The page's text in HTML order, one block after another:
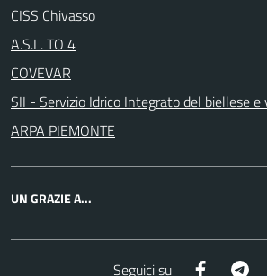
CISS Chivasso
A.S.L. TO 4
COVEVAR
SII - Servizio Idrico Integrato del biellese e
ARPA PIEMONTE
UN GRAZIE A...
Seguici su Facebook